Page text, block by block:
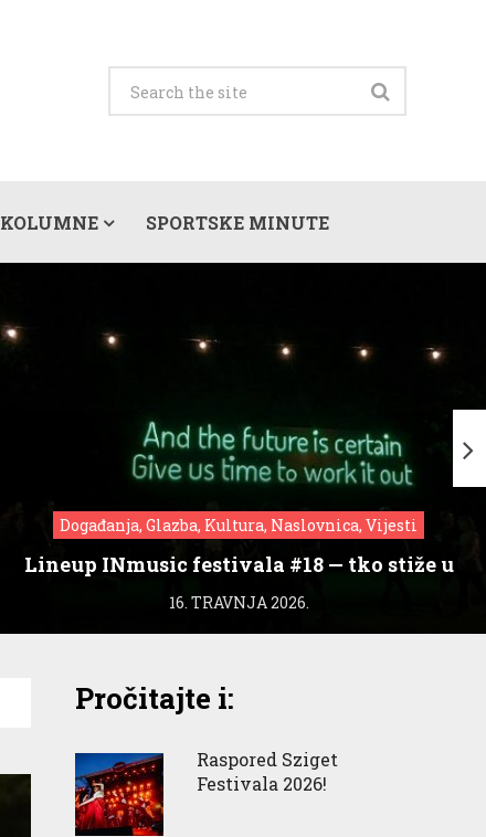
KOLUMNE SPORTSKE MINUTE
Događanja, Glazba, Kultura, Naslovnica, Vijesti
Lineup INmusic festivala #18 — tko stiže u
Zagreb?
16. TRAVNJA 2026.
Pročitajte i:
Raspored Sziget
Festivala 2026!